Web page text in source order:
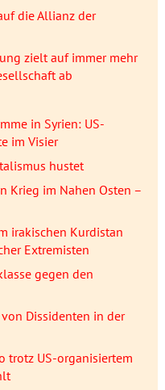
die Allianz der
zielt auf immer mehr
ab
in Syrien: US-
im Visier
hustet
Krieg im Nahen Osten –
irakischen Kurdistan
Extremisten
gegen den
Dissidenten in der
trotz US-organisiertem